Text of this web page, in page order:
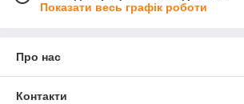
Показати весь графік роботи
Про нас
Контакти